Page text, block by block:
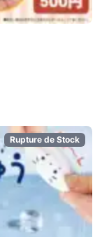
Rupture de Stock